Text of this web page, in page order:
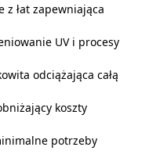
z łat zapewniająca
UV i procesy
odciążająca całą
koszty
potrzeby